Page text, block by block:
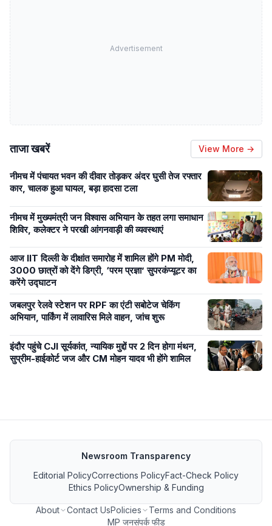
Advertisement
ताजा खबरें View More →
नीमच में पंचायत भवन की दीवार तोड़कर अंदर घुसी तेज रफ्तार
कार, चालक हुआ घायल, बड़ा हादसा टला
नीमच में मुख्यमंत्री जन विश्वास अभियान के तहत लगा समाधान
शिविर, कलेक्टर ने परखी आंगनवाड़ी की व्यवस्थाएं
आज IIT दिल्ली के दीक्षांत समारोह में शामिल होंगे PM मोदी,
3000 छात्रों को देंगे डिग्री, ‘परम प्रज्ञा’ सुपरकंप्यूटर का
करेंगे उद्घाटन
जबलपुर रेलवे स्टेशन पर RPF का एंटी सबोटेज चेकिंग
अभियान, पार्किंग में लावारिस मिले वाहन, जांच शुरू
इंदौर पहुंचे CJI सूर्यकांत, न्यायिक मुद्दों पर 2 दिन होगा मंथन,
सुप्रीम-हाईकोर्ट जज और CM मोहन यादव भी होंगे शामिल
Newsroom Transparency
Editorial PolicyCorrections PolicyFact-Check Policy
Ethics PolicyOwnership & Funding
About Contact UsPolicies
Terms and Conditions
MP जनसंपर्क फीड